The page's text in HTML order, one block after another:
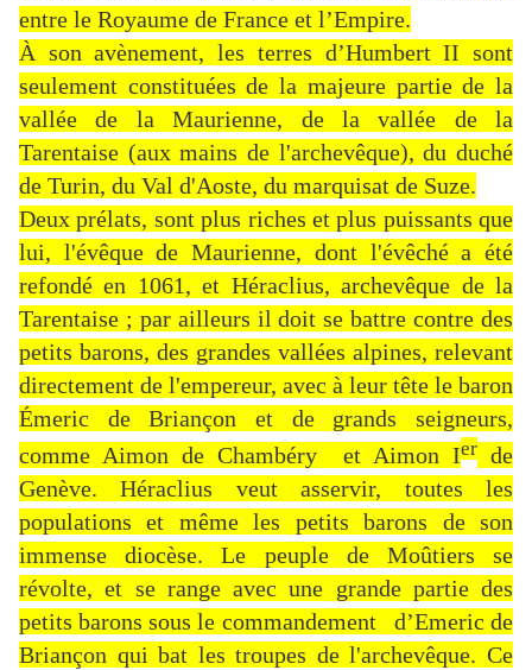
entre le Royaume de France et l’Empire.
À son avènement, les terres d’Humbert II sont
seulement constituées de la majeure partie de la
vallée de la Maurienne, de la vallée de la
Tarentaise (aux mains de l'archevêque), du duché
de Turin, du Val d'Aoste, du marquisat de Suze.
Deux prélats, sont plus riches et plus puissants que
lui, l'évêque de Maurienne, dont l'évêché a été
refondé en 1061, et Héraclius, archevêque de la
Tarentaise ; par ailleurs il doit se battre contre des
petits barons, des grandes vallées alpines, relevant
directement de l'empereur, avec à leur tête le baron
Émeric de Briançon et de grands seigneurs,
comme Aimon de Chambéry et Aimon Ier de
Genève. Héraclius veut asservir, toutes les
populations et même les petits barons de son
immense diocèse. Le peuple de Moûtiers se
révolte, et se range avec une grande partie des
petits barons sous le commandement d’Emeric de
Briançon qui bat les troupes de l'archevêque. Ce